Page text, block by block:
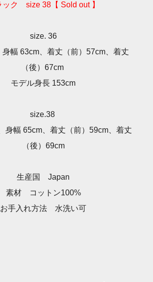
ック size 38【 Sold out 】
size. 36
身幅 63cm、着丈（前）57cm、着丈
（後）67cm
モデル身長 153cm
size.38
身幅 65cm、着丈（前）59cm、着丈
（後）69cm
生産国 Japan
素材 コットン100%
お手入れ方法 水洗い可